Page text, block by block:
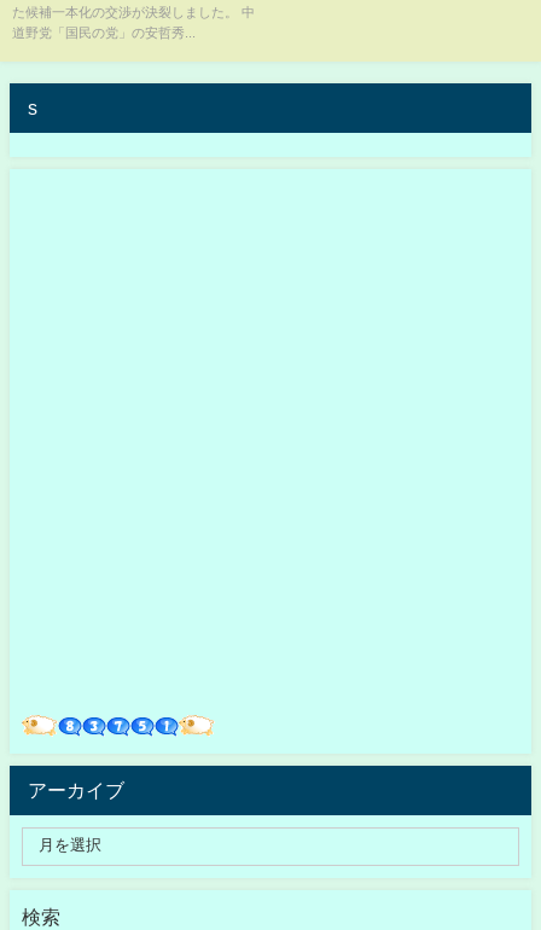
た候補一本化の交渉が決裂しました。 中
道野党「国民の党」の安哲秀...
s
アーカイブ
検索